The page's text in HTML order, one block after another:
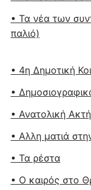
• Τα νέα των
παλιό)
• 4η Δημοτική
•
• Ανατολική
• Αλλη ματιά
• Τα ρέστα
• Ο καιρός στο